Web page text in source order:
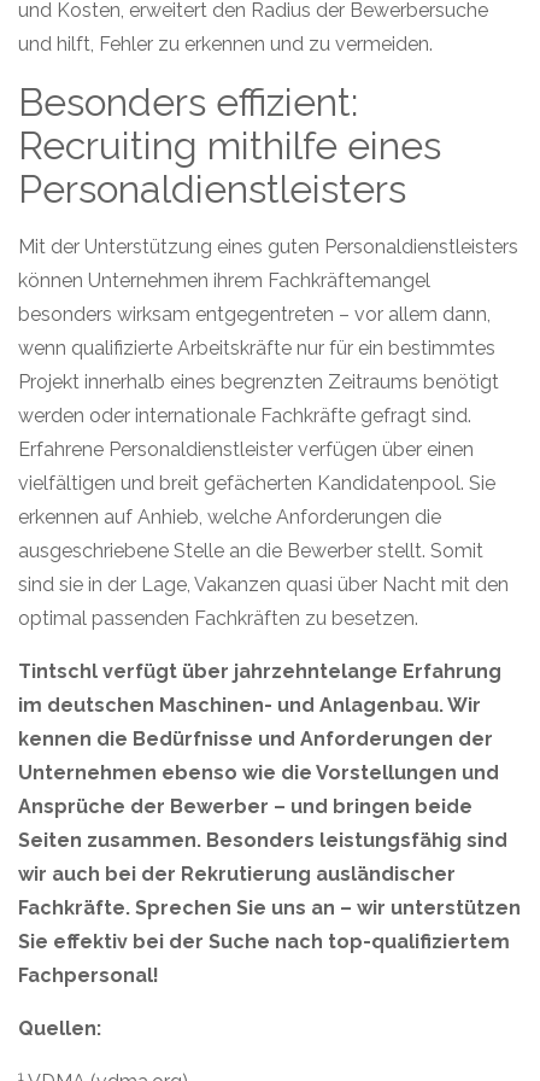
Datenschutzerklärungund in unseremImpressum.
und Kosten, erweitert den Radius der Bewerbersuche
und hilft, Fehler zu erkennen und zu vermeiden.
Besonders effizient:
Recruiting mithilfe eines
Personaldienstleisters
Mit der Unterstützung eines guten Personaldienstleisters
können Unternehmen ihrem Fachkräftemangel
besonders wirksam entgegentreten – vor allem dann,
wenn qualifizierte Arbeitskräfte nur für ein bestimmtes
Projekt innerhalb eines begrenzten Zeitraums benötigt
werden oder internationale Fachkräfte gefragt sind.
Erfahrene Personaldienstleister verfügen über einen
vielfältigen und breit gefächerten Kandidatenpool. Sie
erkennen auf Anhieb, welche Anforderungen die
ausgeschriebene Stelle an die Bewerber stellt. Somit
sind sie in der Lage, Vakanzen quasi über Nacht mit den
optimal passenden Fachkräften zu besetzen.
Tintschl verfügt über jahrzehntelange Erfahrung
im deutschen Maschinen- und Anlagenbau. Wir
kennen die Bedürfnisse und Anforderungen der
Unternehmen ebenso wie die Vorstellungen und
Ansprüche der Bewerber – und bringen beide
Seiten zusammen. Besonders leistungsfähig sind
wir auch bei der Rekrutierung ausländischer
Fachkräfte. Sprechen Sie uns an – wir unterstützen
Sie effektiv bei der Suche nach top-qualifiziertem
Fachpersonal!
Quellen:
1